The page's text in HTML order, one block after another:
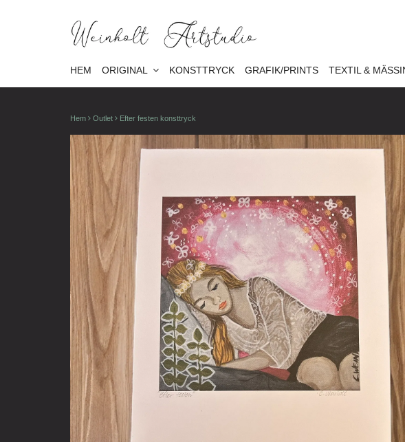
Hem Outlet Efter festen konsttryck
HEM ORIGINAL KONSTTRYCK GRAFIK/PRINTS TEXTIL &